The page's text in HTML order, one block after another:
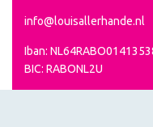
info@louisallerhande.nl
Iban:
BIC: RABONL2U